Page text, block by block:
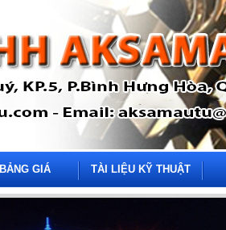
BẢNG GIÁ TÀI LIỆU KỸ THUẬT